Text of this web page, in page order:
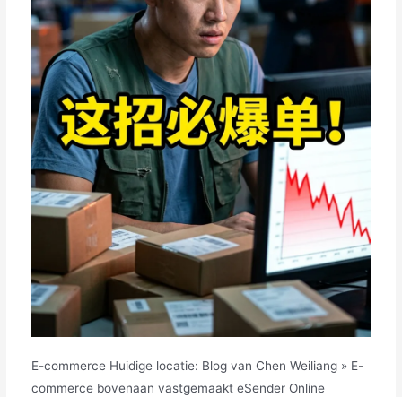
E-commerce Huidige locatie: Blog van Chen Weiliang » E-
commerce bovenaan vastgemaakt eSender Online